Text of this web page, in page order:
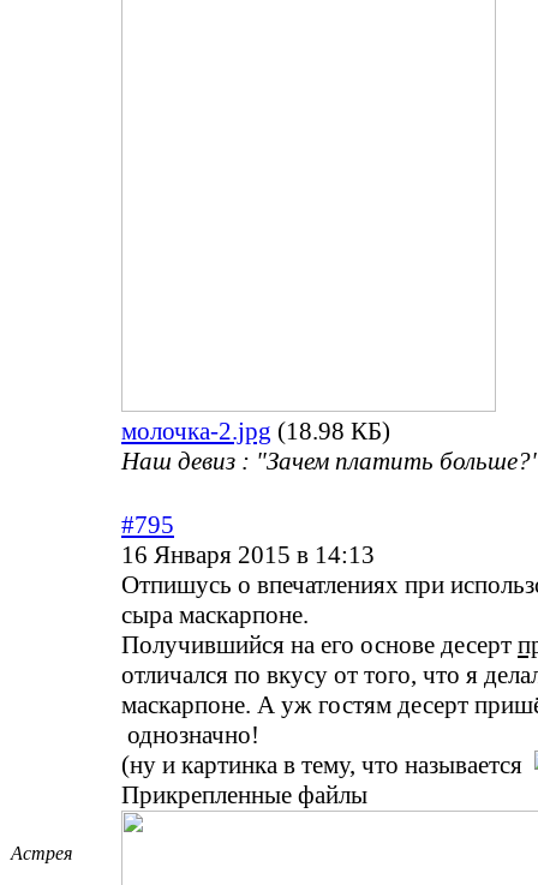
молочка-2.jpg (18.98 КБ)
Наш девиз : "Зачем платить
Астрея
#795
16 Января 2015 в 14:13
Отпишусь о впечатлениях при
сыра маскарпоне.
Получившийся на его основе десерт
отличался по вкусу от того, что я
маскарпоне. А уж гостям десерт
однозначно!
(ну и картинка в тему, что называется
Прикрепленные файлы